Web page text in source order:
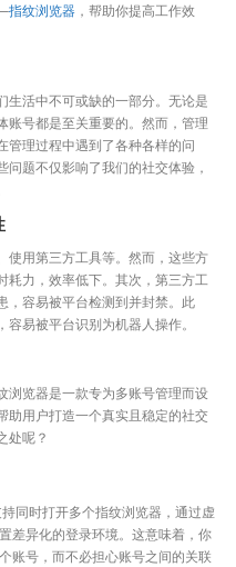
指纹浏览器 ，帮助你提高工作效
生活中不可或缺的一部分。无论是
账号都是至关重要的。然而，管理
管理过程中遇到了各种各样的问
题不仅影响了我们的社交体验，
使用第三方工具等。然而，这些方
耗力，效率低下。其次，第三方工
，容易被平台检测到并封禁。此
易被平台识别为机器人操作。
浏览器是一款专为多账号管理而设
助用户打造一个真实且稳定的社交
处呢？
同时打开多个指纹浏览器，通过虚
差异化的登录环境。这意味着，你
账号，而不必担心账号之间的关联